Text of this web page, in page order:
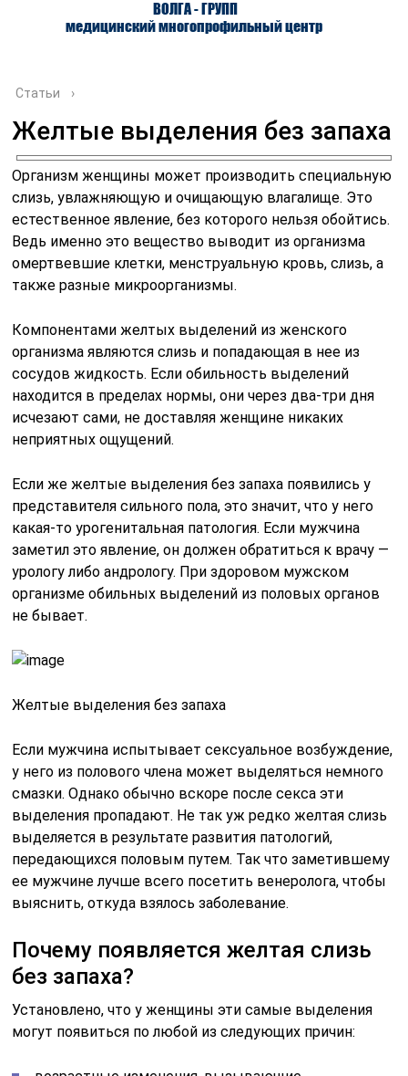
ВОЛГА - ГРУПП
медицинский многопрофильный центр
О ЦЕНТРЕ ВРАЧИ УСЛУГИ
Статьи ›
Желтые выделения без запаха
Организм женщины может производить специальную
слизь, увлажняющую и очищающую влагалище. Это
естественное явление, без которого нельзя обойтись.
Ведь именно это вещество выводит из организма
омертвевшие клетки, менструальную кровь, слизь, а
также разные микроорганизмы.
Компонентами желтых выделений из женского
организма являются слизь и попадающая в нее из
сосудов жидкость. Если обильность выделений
находится в пределах нормы, они через два-три дня
исчезают сами, не доставляя женщине никаких
неприятных ощущений.
Если же желтые выделения без запаха появились у
представителя сильного пола, это значит, что у него
какая-то урогенитальная патология. Если мужчина
заметил это явление, он должен обратиться к врачу —
урологу либо андрологу. При здоровом мужском
организме обильных выделений из половых органов
не бывает.
Желтые выделения без запаха
Если мужчина испытывает сексуальное возбуждение,
у него из полового члена может выделяться немного
смазки. Однако обычно вскоре после секса эти
выделения пропадают. Не так уж редко желтая слизь
выделяется в результате развития патологий,
передающихся половым путем. Так что заметившему
ее мужчине лучше всего посетить венеролога, чтобы
выяснить, откуда взялось заболевание.
Почему появляется желтая слизь
без запаха?
Установлено, что у женщины эти самые выделения
могут появиться по любой из следующих причин: